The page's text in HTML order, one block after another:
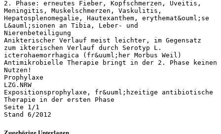
2. Phase: erneutes Fieber, Kopfschmerzen, Uveitis,
Meningitis, Muskelschmerzen, Vaskulitis,
Hepatosplenomegalie, Hautexanthem, erythemat&ouml;se
L&auml;sionen an Tibia, Leber- und
Nierenbeteiligung
Anikterischer Verlauf meist leichter, im Gegensatz
zum ikterischen Verlauf durch Serotyp L.
icterohaemorrhagica (fr&uuml;her Morbus Weil)
Antimikrobielle Therapie bringt in der 2. Phase keinen
Nutzen!
Prophylaxe
LZG.NRW
Expositionsprophylaxe, fr&uuml;hzeitige antibiotische
Therapie in der ersten Phase
Seite 1/1